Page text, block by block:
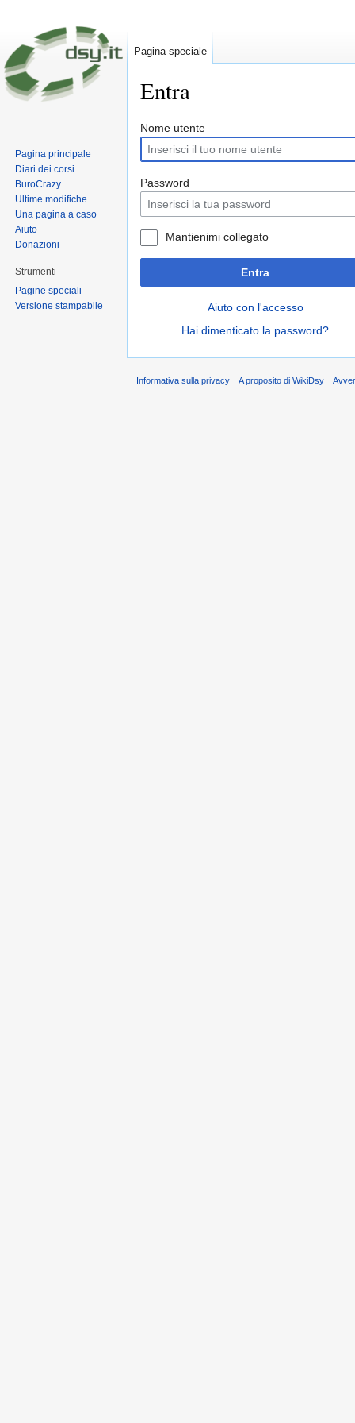
Entra
Nome utente
Password
Mantienimi collegato
Entra
Aiuto con l'accesso
Hai dimenticato la password?
Pagina speciale
Pagina principale
Diari dei corsi
BuroCrazy
Ultime modifiche
Una pagina a caso
Aiuto
Donazioni
Strumenti
Pagine speciali
Versione stampabile
Informativa sulla privacy A proposito di WikiDsy